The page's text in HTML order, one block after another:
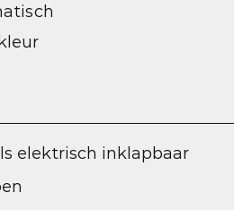
elektrisch inklapbaar